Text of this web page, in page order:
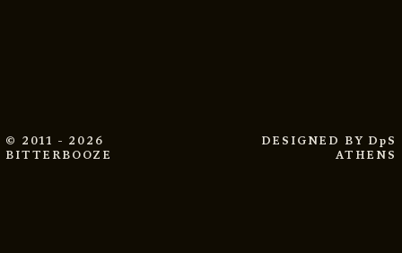
© 2011 - 2026
BITTERBOOZE
DESIGNED BY DpS
ATHENS